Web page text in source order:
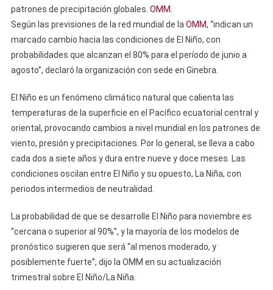
patrones de precipitación globales. OMM.
Según las previsiones de la red mundial de laOMM, “indican un
marcado cambio hacia las condiciones de El Niño, con
probabilidades que alcanzan el 80% para el período de junio a
agosto”, declaró la organización con sede en Ginebra.
El Niño es un fenómeno climático natural que calienta las
temperaturas de la superficie en el Pacífico ecuatorial central y
oriental, provocando cambios a nivel mundial en los patrones de
viento, presión y precipitaciones. Por lo general, se lleva a cabo
cada dos a siete años y dura entre nueve y doce meses. Las
condiciones oscilan entre El Niño y su opuesto, La Niña, con
periodos intermedios de neutralidad.
La probabilidad de que se desarrolle El Niño para noviembre es
“cercana o superior al 90%”, y la mayoría de los modelos de
pronóstico sugieren que será “al menos moderado, y
posiblemente fuerte”, dijo la OMM en su actualización
trimestral sobre El Niño/La Niña.